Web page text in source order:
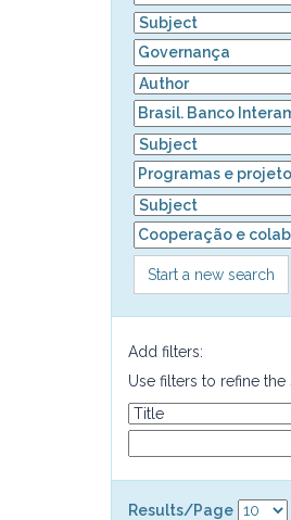
Start a new search
Add filters:
Use filters to refine the
Results/Page